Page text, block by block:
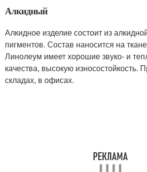
Алкидный
Алкидное изделие состоит из
пигментов. Состав наносится на
Линолеум имеет хорошие звуко- и
качества, высокую износостойкость.
складах, в офисах.